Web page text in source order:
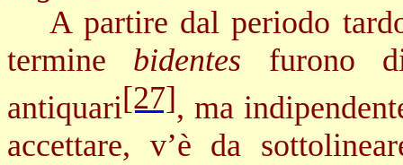
A partire dal periodo
termine bidentes furono
antiquari[27], ma
accettare, v’è da